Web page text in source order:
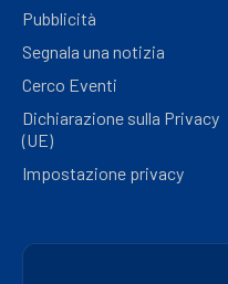
Pubblicità
Segnala una notizia
Cerco Eventi
Dichiarazione sulla Privacy
(UE)
Impostazione privacy